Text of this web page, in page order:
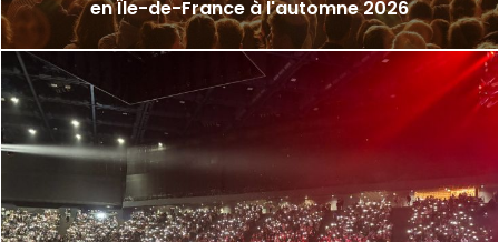
en Île-de-France à l'automne 2026